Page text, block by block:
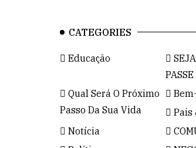
CATEGORIES
Educação
Qual Será O Próximo
Passo Da Sua Vida
Pais
Notícia